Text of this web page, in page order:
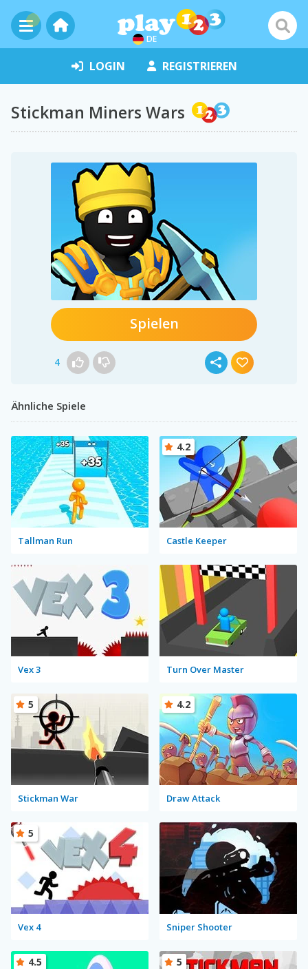
DE
LOGIN REGISTRIEREN
Stickman Miners Wars
Spielen
4
Ähnliche Spiele
Tallman Run Castle Keeper
4.2
Vex 3 Turn Over Master
Stickman War
5
Draw Attack
4.2
Vex 4
5
Sniper Shooter
4.5 5